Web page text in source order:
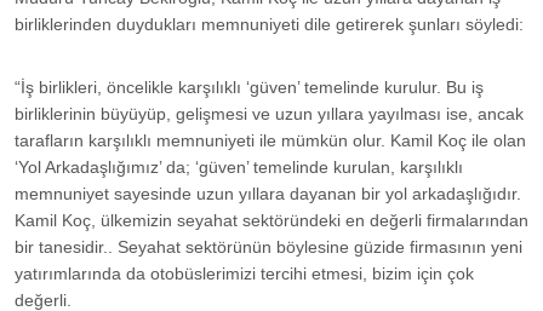
birliklerinden duydukları memnuniyeti dile getirerek şunları söyledi:
“İş birlikleri, öncelikle karşılıklı ‘güven’ temelinde kurulur. Bu iş
birliklerinin büyüyüp, gelişmesi ve uzun yıllara yayılması ise, ancak
tarafların karşılıklı memnuniyeti ile mümkün olur. Kamil Koç ile olan
‘Yol Arkadaşlığımız’ da; ‘güven’ temelinde kurulan, karşılıklı
memnuniyet sayesinde uzun yıllara dayanan bir yol arkadaşlığıdır.
Kamil Koç, ülkemizin seyahat sektöründeki en değerli firmalarından
bir tanesidir.. Seyahat sektörünün böylesine güzide firmasının yeni
yatırımlarında da otobüslerimizi tercihi etmesi, bizim için çok
değerli.